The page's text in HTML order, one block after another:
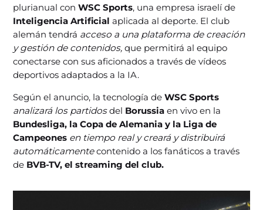
plurianual conWSC Sports, una empresa israelí de
Inteligencia Artificial aplicada al deporte. El club
alemán tendrá acceso a una plataforma de creación
y gestión de contenidos, que permitirá al equipo
conectarse con sus aficionados a través de vídeos
deportivos adaptados a la IA.
Según el anuncio, la tecnología de WSC Sports
analizará los partidosdel Borussia en vivo en la
Bundesliga, la Copa de Alemania y la Liga de
Campeones en tiempo real y creará y distribuirá
automáticamentecontenido a los fanáticos a través
de BVB-TV, el streaming del club.